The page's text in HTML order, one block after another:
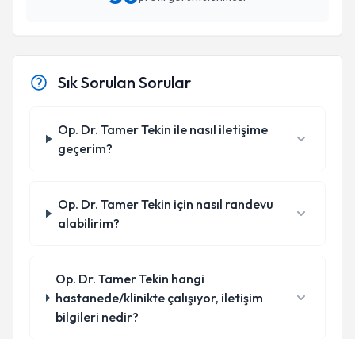
Sık Sorulan Sorular
Op. Dr. Tamer Tekin ile nasıl iletişime
geçerim?
Op. Dr. Tamer Tekin için nasıl randevu
alabilirim?
Op. Dr. Tamer Tekin hangi
hastanede/klinikte çalışıyor, iletişim
bilgileri nedir?